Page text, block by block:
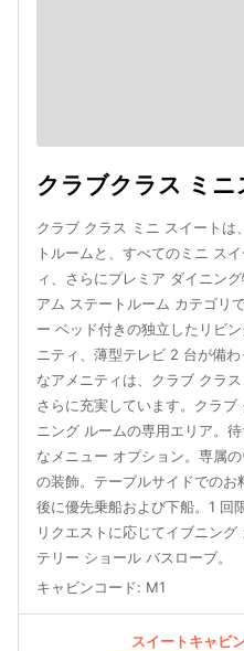
クラブクラス ミニ
クラブ クラス ミニ スイートは
トルームと、すべてのミニ ス
ィ、さらにプレミア ダイニン
アム ステートルーム カテゴリ
ー ベッド付きの独立したリビ
ニティ、薄型テレビ 2 台が備
なアメニティは、クラブ クラ
さらに充実しています。クラ
ニング ルームの専用エリア。
なメニュー オプション。専属
の装飾。テーブルサイドでの
後に優先乗船および下船。1 回
リクエストに応じてイブニン
テリー ショール バスローブ。
キャビンコード: M1
スイートキャビ